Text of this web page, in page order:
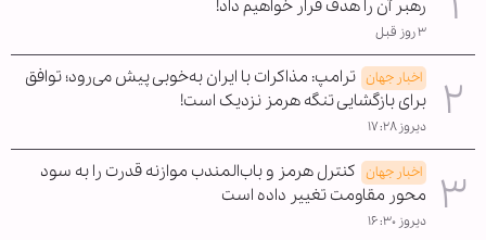
رهبر آن را هدف قرار خواهیم داد!
۳ روز قبل
اخبار جهان ترامپ: مذاکرات با ایران به‌خوبی پیش می‌رود؛ توافق
برای بازگشایی تنگه هرمز نزدیک است!
دیروز ۱۷:۲۸
اخبار جهان کنترل هرمز و باب‌المندب موازنه قدرت را به سود
محور مقاومت تغییر داده است
دیروز ۱۶:۳۰